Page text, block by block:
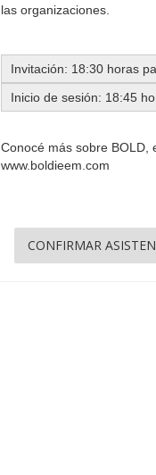
las organizaciones.
Invitación: 18:30 horas
Inicio de sesión: 18:45
Conocé más sobre BOLD,
www.boldieem.com
CONFIRMAR